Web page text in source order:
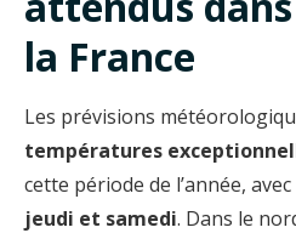
la France
Les prévisions
températures
cette période de l’année, avec
jeudi et samedi. Dans le